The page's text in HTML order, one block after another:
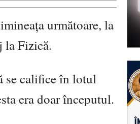
următoare, la
la Fizică.
se califice în lotul
era doar începutul.